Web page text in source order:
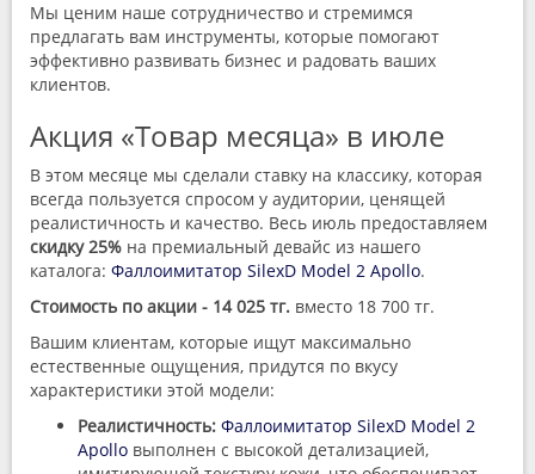
Мы ценим наше сотрудничество и стремимся
предлагать вам инструменты, которые помогают
эффективно развивать бизнес и радовать ваших
клиентов.
Акция «Товар месяца» в июле
В этом месяце мы сделали ставку на классику, которая
всегда пользуется спросом у аудитории, ценящей
реалистичность и качество. Весь июль предоставляем
скидку 25% на премиальный девайс из нашего
каталога: Фаллоимитатор SilexD Model 2 Apollo.
Стоимость по акции - 14 025 тг. вместо 18 700 тг.
Вашим клиентам, которые ищут максимально
естественные ощущения, придутся по вкусу
характеристики этой модели:
Реалистичность: Фаллоимитатор SilexD Model 2
Apollo выполнен с высокой детализацией,